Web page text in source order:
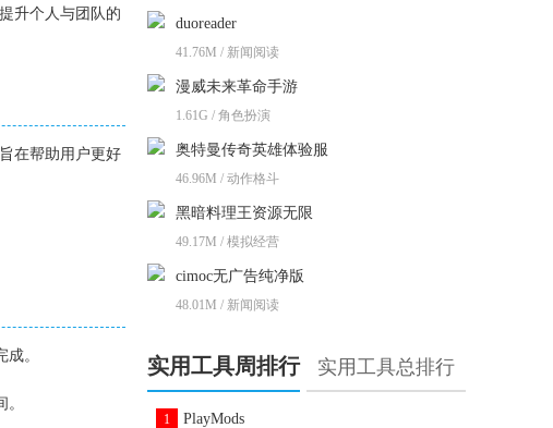
升个人与团队的
在帮助用户更好
。
duoreader
41.76M / 新闻阅读
漫威未来革命手游
1.61G / 角色扮演
奥特曼传奇英雄体验服
46.96M / 动作格斗
黑暗料理王资源无限
49.17M / 模拟经营
cimoc无广告纯净版
48.01M / 新闻阅读
实用工具周排行 实用工具总排行
1
PlayMods